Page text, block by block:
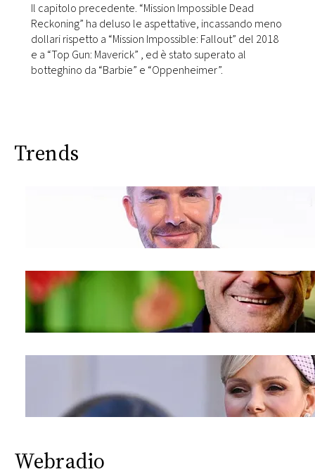
PRINCIPATO
DI
MONACO
Il capitolo precedente. “Mission Impossible Dead
Reckoning” ha deluso le aspettative, incassando meno
dollari rispetto a “Mission Impossible: Fallout” del 2018
e a “Top Gun: Maverick” , ed è stato superato al
botteghino da “Barbie” e “Oppenheimer”.
Trends
Webradio